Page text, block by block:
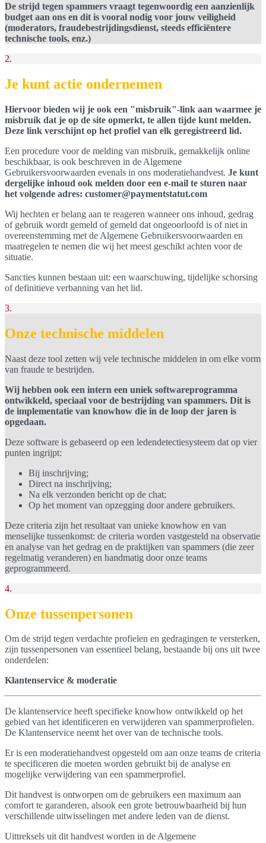
De strijd tegen spammers vraagt tegenwoordig een aanzienlijk
budget aan ons en dit is vooral nodig voor jouw veiligheid
(moderators, fraudebestrijdingsdienst, steeds efficiëntere
technische tools, enz.)
2.
Je kunt actie ondernemen
Hiervoor bieden wij je ook een "misbruik"-link aan waarmee je
misbruik dat je op de site opmerkt, te allen tijde kunt melden.
Deze link verschijnt op het profiel van elk geregistreerd lid.
Een procedure voor de melding van misbruik, gemakkelijk online
beschikbaar, is ook beschreven in de Algemene
Gebruikersvoorwaarden evenals in ons moderatiehandvest. Je kunt
dergelijke inhoud ook melden door een e-mail te sturen naar
het volgende adres: customer@paymentstatut.com
Wij hechten er belang aan te reageren wanneer ons inhoud, gedrag
of gebruik wordt gemeld of gemeld dat ongeoorloofd is of niet in
overeenstemming met de Algemene Gebruikersvoorwaarden en
maatregelen te nemen die wij het meest geschikt achten voor de
situatie.
Sancties kunnen bestaan uit: een waarschuwing, tijdelijke schorsing
of definitieve verbanning van het lid.
3.
Onze technische middelen
Naast deze tool zetten wij vele technische middelen in om elke vorm
van fraude te bestrijden.
Wij hebben ook een intern een uniek softwareprogramma
ontwikkeld, speciaal voor de bestrijding van spammers. Dit is
de implementatie van knowhow die in de loop der jaren is
opgedaan.
Deze software is gebaseerd op een ledendetectiesysteem dat op vier
punten ingrijpt:
Bij inschrijving;
Direct na inschrijving;
Na elk verzonden bericht op de chat;
Op het moment van opzegging door andere gebruikers.
Deze criteria zijn het resultaat van unieke knowhow en van
menselijke tussenkomst: de criteria worden vastgesteld na observatie
en analyse van het gedrag en de praktijken van spammers (die zeer
regelmatig veranderen) en handmatig door onze teams
geprogrammeerd.
4.
Onze tussenpersonen
Om de strijd tegen verdachte profielen en gedragingen te versterken,
zijn tussenpersonen van essentieel belang, bestaande bij ons uit twee
onderdelen:
Klantenservice & moderatie
De klantenservice heeft specifieke knowhow ontwikkeld op het
gebied van het identificeren en verwijderen van spammerprofielen.
De Klantenservice neemt het over van de technische tools.
Er is een moderatiehandvest opgesteld om aan onze teams de criteria
te specificeren die moeten worden gebruikt bij de analyse en
mogelijke verwijdering van een spammerprofiel.
Dit handvest is ontworpen om de gebruikers een maximum aan
comfort te garanderen, alsook een grote betrouwbaarheid bij hun
verschillende uitwisselingen met andere leden van de dienst.
Uittreksels uit dit handvest worden in de Algemene